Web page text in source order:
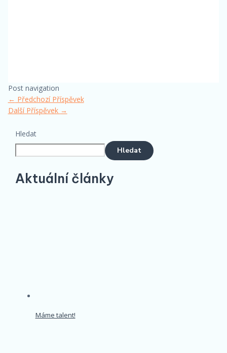
Post navigation
← Předchozí Příspěvek
Další Příspěvek →
Hledat
Hledat
Aktuální články
Máme talent!